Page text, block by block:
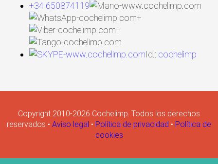
+34 650874119
+
+
Id.: cochelimp
Copyright 2010-2026 Cochelimp. Todos los derechos
reservados • Aviso legal • Política de privacidad • Política de
cookies